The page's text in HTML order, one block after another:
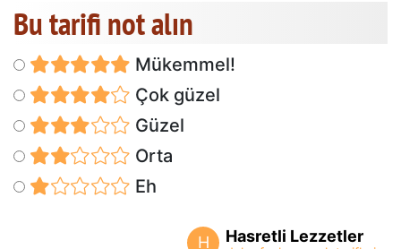
Bu tarifi not alın
Mükemmel!
Çok güzel
Güzel
Orta
Eh
H Hasretli Lezzetler